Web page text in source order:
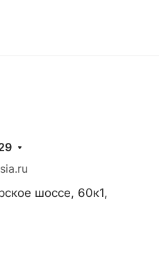
шоссе, 60к1,